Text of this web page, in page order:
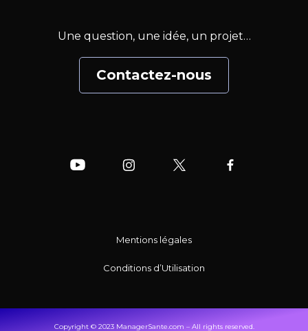
Une question, une idée, un projet…
Contactez-nous
Mentions légales
Conditions d’Utilisation
Copyright © 2023 ManagerSante.com – All rights reserved.